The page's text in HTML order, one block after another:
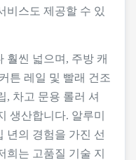
비스도 제공할 수 있
훨씬 넓으며, 주방 캐
튼 레일 및 빨래 건조
, 차고 문용 롤러 셔
생산합니다. 알루미
년의 경험을 가진 선
희는 고품질 기술 지